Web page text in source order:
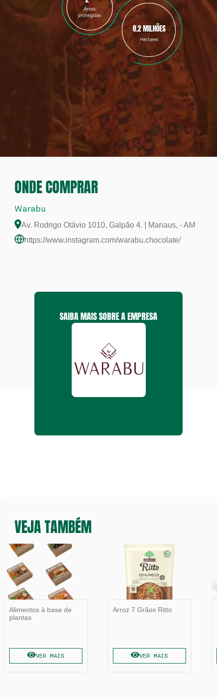
8.2 MILHÕES
ONDE COMPRAR
Warabu
Av. Rodrigo Otávio 1010, Galpão 4. | Manaus, - AM
https://www.instagram.com/warabu.chocolate/
SAIBA MAIS SOBRE A EMPRESA
VEJA TAMBÉM
Alimentos à base de
plantas
VER MAIS
Arroz 7 Grãos Ritto
VER MAIS